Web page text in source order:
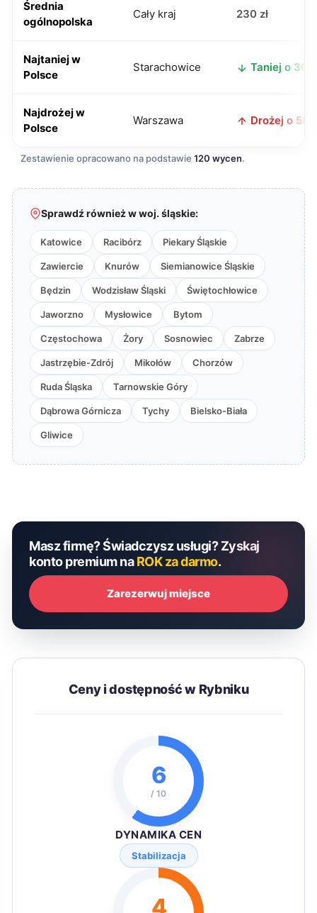
Średnia
ogólnopolska
Cały kraj 230 zł
Najtaniej w
Polsce
Starachowice Taniej o 30
Najdrożej w
Polsce
Warszawa Drożej o 58
Zestawienie opracowano na podstawie 120 wycen.
Sprawdź również w woj. śląskie:
Katowice Racibórz Piekary Śląskie
Zawiercie Knurów Siemianowice Śląskie
Będzin Wodzisław Śląski Świętochłowice
Jaworzno Mysłowice Bytom
Częstochowa Żory Sosnowiec Zabrze
Jastrzębie-Zdrój Mikołów Chorzów
Ruda Śląska Tarnowskie Góry
Dąbrowa Górnicza Tychy Bielsko-Biała
Gliwice
Masz firmę? Świadczysz usługi? Zyskaj
konto premium naROK za darmo.
Zarezerwuj miejsce
Ceny i dostępność w Rybniku
6
/ 10
DYNAMIKA CEN
Stabilizacja
4